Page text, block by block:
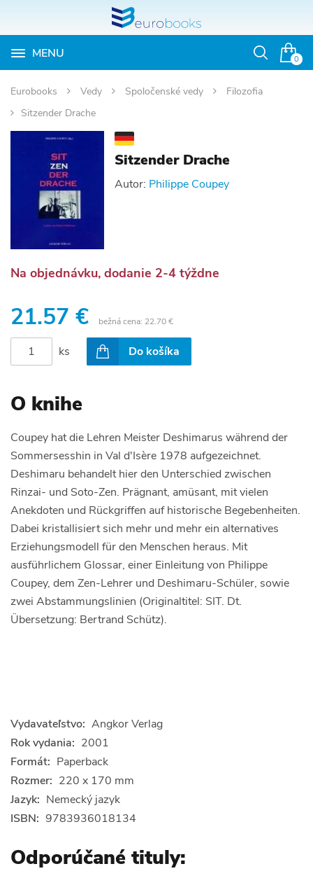
0
MENU
Otvoriť
Eurobooks Vedy Spoločenské vedy
Filozofia
Sitzender Drache
Sitzender Drache
Autor: Philippe Coupey
Na objednávku, dodanie 2-4 týždne
21.57 € bežná cena: 22.70 €
ks Do košíka
O knihe
Coupey hat die Lehren Meister Deshimarus während der
Sommersesshin in Val d'Isère 1978 aufgezeichnet.
Deshimaru behandelt hier den Unterschied zwischen
Rinzai- und Soto-Zen. Prägnant, amüsant, mit vielen
Anekdoten und Rückgriffen auf historische Begebenheiten.
Dabei kristallisiert sich mehr und mehr ein alternatives
Erziehungsmodell für den Menschen heraus. Mit
ausführlichem Glossar, einer Einleitung von Philippe
Coupey, dem Zen-Lehrer und Deshimaru-Schüler, sowie
zwei Abstammungslinien (Originaltitel: SIT. Dt.
Übersetzung: Bertrand Schütz).
Vydavateľstvo: Angkor Verlag
Rok vydania: 2001
Formát: Paperback
Rozmer: 220 x 170 mm
Jazyk: Nemecký jazyk
ISBN: 9783936018134
Odporúčané tituly: